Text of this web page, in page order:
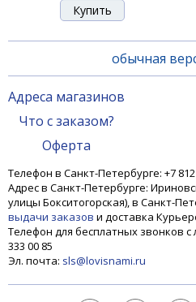
обычная
Адреса магазинов
Что с заказом?
Оферта
Телефон в Санкт-Петербурге: +7 812
Адрес в Санкт-Петербурге:
улицы Бокситогорская), в Санкт-
выдачи заказов и доставка
Телефон для бесплатных звонков
333 00 85
Эл. почта: sls@lovisnami.ru